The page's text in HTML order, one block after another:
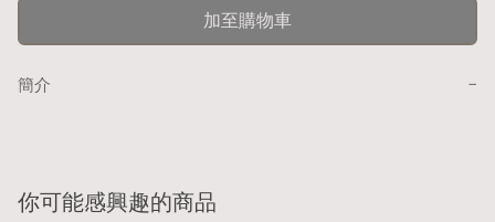
加至購物車
簡介 −
你可能感興趣的商品